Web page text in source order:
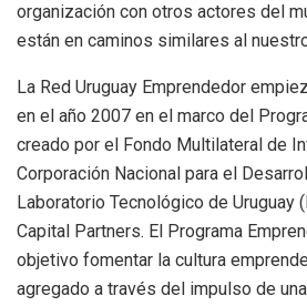
organización con otros actores del
están en caminos similares al
La Red Uruguay Emprendedor
en el año 2007 en el marco del
creado por el Fondo Multilateral de
Corporación Nacional para el
Laboratorio Tecnológico de Uruguay
Capital Partners. El Programa
objetivo fomentar la cultura
agregado a través del impulso de